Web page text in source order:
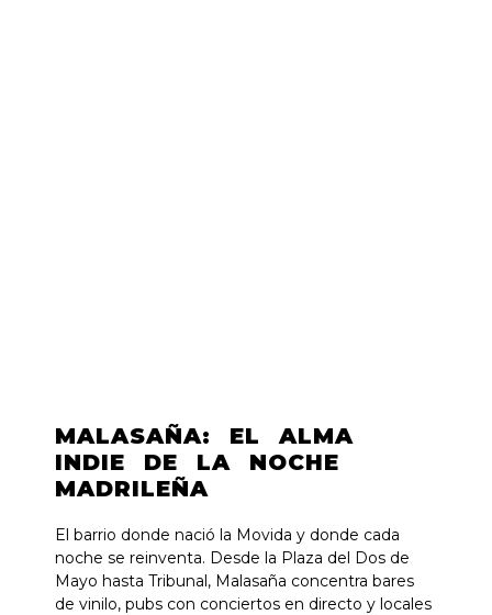
MALASAÑA: EL ALMA
INDIE DE LA NOCHE
MADRILEÑA
El barrio donde nació la Movida y donde cada
noche se reinventa. Desde la Plaza del Dos de
Mayo hasta Tribunal, Malasaña concentra bares
de vinilo, pubs con conciertos en directo y locales